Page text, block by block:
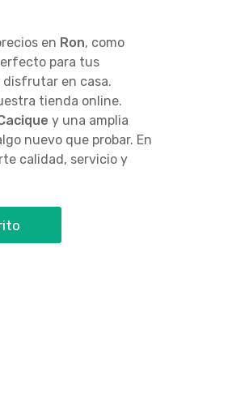
en Ron, como
para tus
disfrutar en casa.
tienda online.
y una amplia
nuevo que probar. En
calidad, servicio y